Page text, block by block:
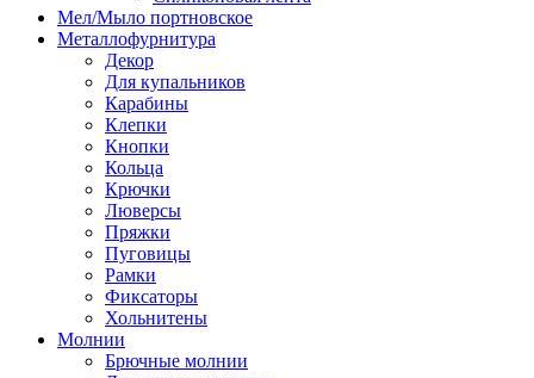
Мел/Мыло портновское
Металлофурнитура
Декор
Для купальников
Карабины
Клепки
Кнопки
Кольца
Крючки
Люверсы
Пряжки
Пуговицы
Рамки
Фиксаторы
Хольнитены
Молнии
Брючные молнии